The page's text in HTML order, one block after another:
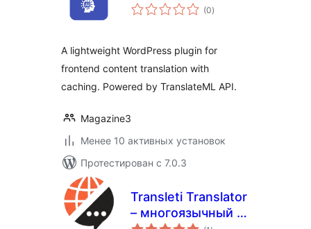
(0общий
рейтинг
)
A lightweight WordPress plugin for
frontend content translation with
caching. Powered by TranslateML API.
Magazine3
Менее 10 активных установок
Протестирован с 7.0.3
Transleti Translator
– многоязычный и
общий